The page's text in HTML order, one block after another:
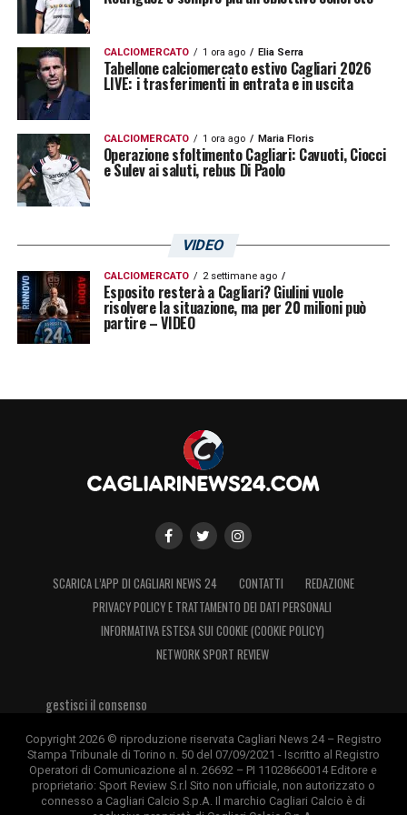
dei nomi più interessanti del mercato.
Il club sardo, però, non ha necessità di
svendere. La valutazione fissata daGiulini
serve anche a proteggere un patrimonio
tecnico importante, evitando partenze a
condizioni considerate non adeguate.
Gaetano! Spunta Bowie del Verona, occhi
puntati su Asllani
Caprile Cagliari, la volontà del
Un elemento decisivo sarà anche la scelta di
. Il portiere avrebbe una posizione
chiara: lasciare la Sardegna soltanto per un
club di primo livello, con un progetto serio,
rende la trattativa tutt’altro che automatica.
Cagliariresta vigile. Se arriverà un’offerta
da almeno 25 milioni, i piani rossoblù
potrebbero cambiare rapidamente. In caso
una certezza tecnica attorno alla quale
LA PLAYLIST DELLE NOSTRE TOP NEWS
CALCIOMERCATO 1 ora ago Elia Serra
Tabellone calciomercato estivo Cagliari 2026
LIVE: i trasferimenti in entrata e in uscita
CALCIOMERCATO 1 ora ago Maria Floris
Operazione sfoltimento Cagliari: Cavuoti, Ciocci
e Sulev ai saluti, rebus Di Paolo
VIDEO
CALCIOMERCATO 2 settimane ago
Esposito resterà a Cagliari? Giulini vuole
risolvere la situazione, ma per 20 milioni può
partire – VIDEO
SCARICA L’APP DI CAGLIARI NEWS 24 CONTATTI
REDAZIONE
PRIVACY POLICY E TRATTAMENTO DEI DATI PERSONALI
INFORMATIVA ESTESA SUI COOKIE (COOKIE POLICY)
NETWORK SPORT REVIEW
gestisci il consenso
Copyright 2026 © riproduzione riservata Cagliari News 24 – Registro
Stampa Tribunale di Torino n. 50 del 07/09/2021 - Iscritto al Registro
Operatori di Comunicazione al n. 26692 – PI 11028660014 Editore e
proprietario: Sport Review S.r.l Sito non ufficiale, non autorizzato o
connesso a Cagliari Calcio S.p.A. Il marchio Cagliari Calcio è di